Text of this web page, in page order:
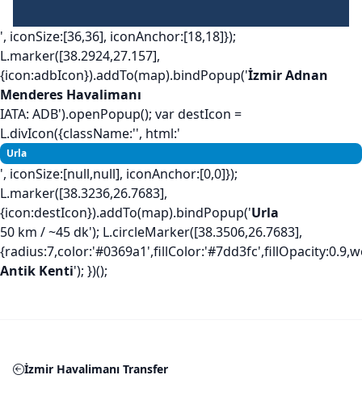
', iconSize:[36,36], iconAnchor:[18,18]});
L.marker([38.2924,27.157],
{icon:adbIcon}).addTo(map).bindPopup('İzmir Adnan
Menderes Havalimanı
IATA: ADB').openPopup(); var destIcon =
L.divIcon({className:'', html:'
Urla
', iconSize:[null,null], iconAnchor:[0,0]});
L.marker([38.3236,26.7683],
{icon:destIcon}).addTo(map).bindPopup('Urla
50 km / ~45 dk'); L.circleMarker([38.3506,26.7683],
Antik Kenti'); })();
İzmir Havalimanı Transfer